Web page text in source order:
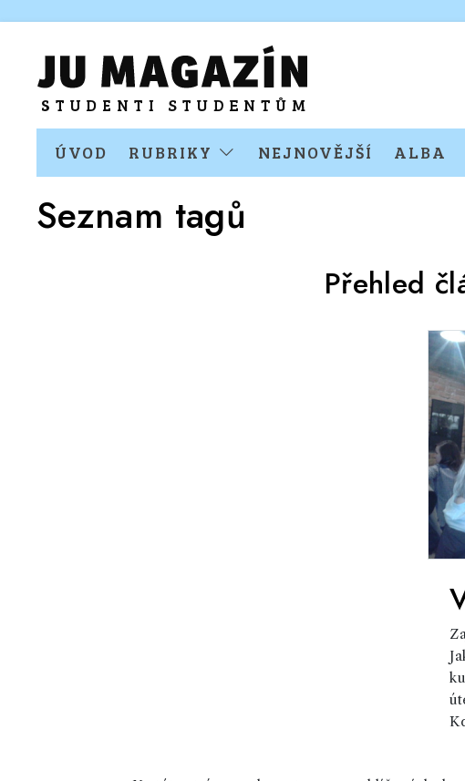
ÚVOD RUBRIKY NEJNOVĚJŠÍ ALBA
Seznam tagů
Přehled